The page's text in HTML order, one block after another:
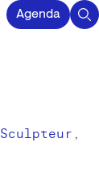
Agenda
Sculpteur